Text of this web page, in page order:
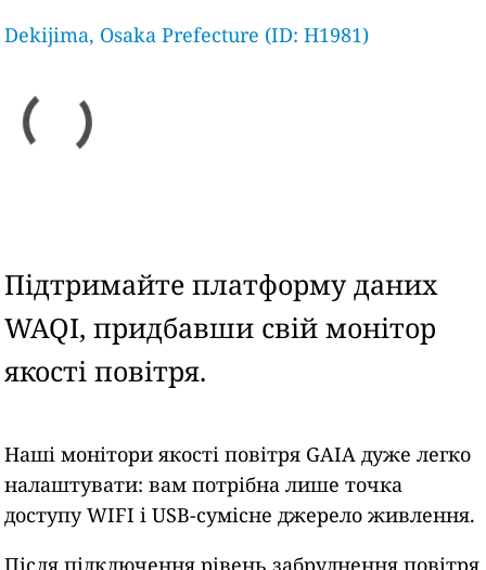
Dekijima, Osaka Prefecture (ID: H1981)
Підтримайте платформу даних
WAQI, придбавши свій монітор
якості повітря.
Наші монітори якості повітря GAIA дуже легко
налаштувати: вам потрібна лише точка
доступу WIFI і USB-сумісне джерело живлення.
Після підключення рівень забруднення повітря